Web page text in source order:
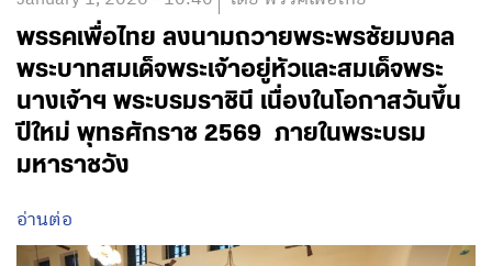
พรรคเพื่อไทย ลงนามถวายพระพรชัยมงคล
พระบาทสมเด็จพระเจ้าอยู่หัวและสมเด็จพระ
นางเจ้าฯ พระบรมราชินี เนื่องในโอกาสวันขึ้น
ปีใหม่ พุทธศักราช 2569 ภายในพระบรม
มหาราชวัง
อ่านต่อ